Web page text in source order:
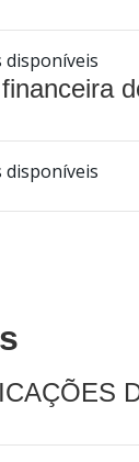
disponíveis
disponíveis